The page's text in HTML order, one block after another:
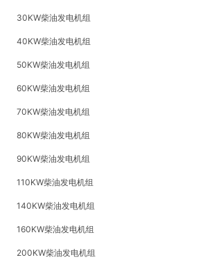
30KW柴油发电机组
40KW柴油发电机组
50KW柴油发电机组
60KW柴油发电机组
70KW柴油发电机组
80KW柴油发电机组
90KW柴油发电机组
110KW柴油发电机组
140KW柴油发电机组
160KW柴油发电机组
200KW柴油发电机组